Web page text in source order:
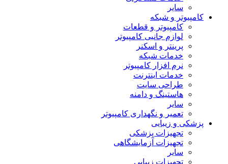
سایر
کامپیوتر و شبکه
کامپیوتر و قطعات
لوازم جانبی کامپیوتر
پرینتر و اسکنر
خدمات شبکه
نرم افزار کامپیوتر
خدمات اینترنت
طراحی سایت
هاستینگ و دامنه
سایر
تعمیر و نگهداری کامپیوتر
پزشکی و زیبایی
تجهیزات پزشکی
تجهیزات آزمایشگاهی
سایر
تجهیزات زیبایی